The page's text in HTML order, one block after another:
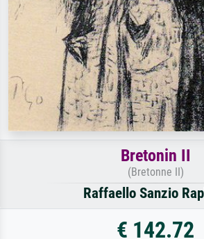
Bretonin II
(Bretonne II)
Raffaello Sanzio
€ 142.72